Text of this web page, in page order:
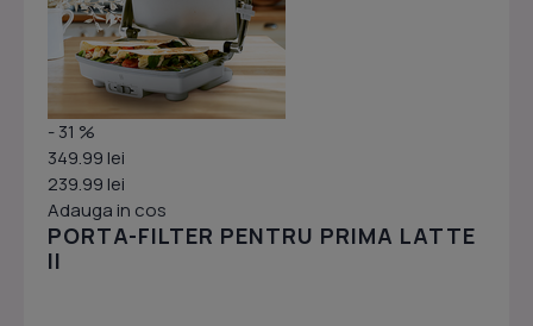
- 31 %
349.99 lei
239.99 lei
Adauga in cos
PORTA-FILTER PENTRU PRIMA LATTE
II